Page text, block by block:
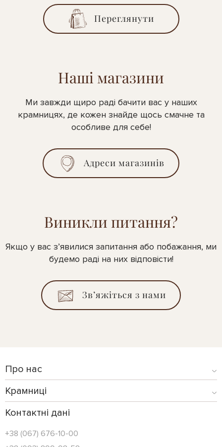
Переглянути
Наші магазини
Ми завжди щиро раді бачити вас у наших
крамницях, де кожен знайде щось смачне та
особливе для себе!
Адреси магазинів
Виникли питання?
Якщо у вас з’явилися запитання або побажання, ми
будемо раді на них відповісти!
Зв’яжіться з нами
Про нас
Крамниці
Контактні дані
+38 (067) 676-10-00